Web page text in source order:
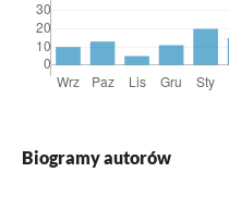
Biogramy autorów